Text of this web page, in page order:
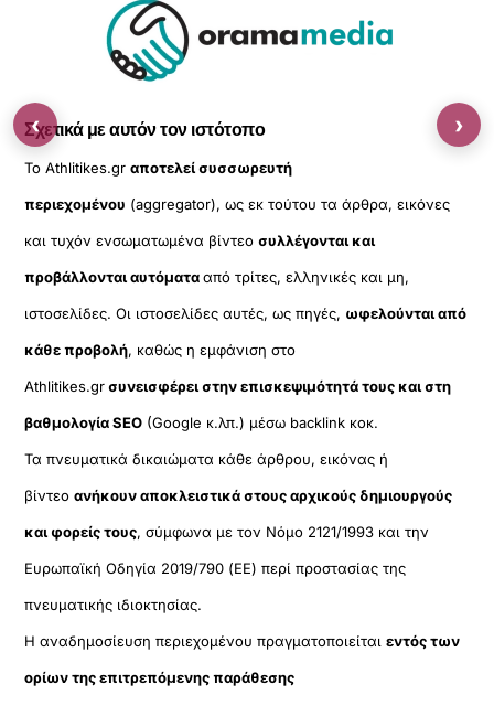
Σχετικά με αυτόν τον ιστότοπο
Το Athlitikes.grαποτελεί συσσωρευτή
περιεχομένου (aggregator), ως εκ τούτου τα άρθρα, εικόνες
και τυχόν ενσωματωμένα βίντεοσυλλέγονται και
προβάλλονται αυτόματααπό τρίτες, ελληνικές και μη,
ιστοσελίδες. Οι ιστοσελίδες αυτές, ως πηγές, ωφελούνται από
κάθε προβολή, καθώς η εμφάνιση στο
Athlitikes.grσυνεισφέρει στην επισκεψιμότητά τους και στη
βαθμολογία SEO (Google κ.λπ.) μέσω backlink κοκ.
Τα πνευματικά δικαιώματα κάθε άρθρου, εικόνας ή
βίντεοανήκουν αποκλειστικά στους αρχικούς δημιουργούς
και φορείς τους, σύμφωνα με τον Νόμο 2121/1993 και την
Ευρωπαϊκή Οδηγία 2019/790 (ΕΕ) περί προστασίας της
πνευματικής ιδιοκτησίας.
Η αναδημοσίευση περιεχομένου πραγματοποιείταιεντός των
ορίων της επιτρεπόμενης παράθεσης
‹ ›